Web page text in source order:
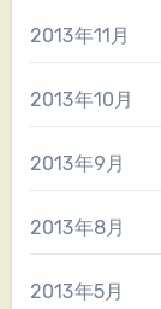
2013年11月
2013年10月
2013年9月
2013年8月
2013年5月